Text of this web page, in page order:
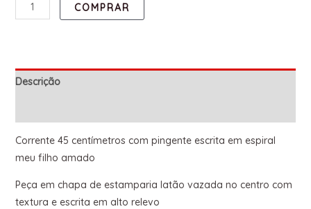
COMPRAR
Descrição
Corrente 45 centímetros com pingente escrita em espiral
meu filho amado
Peça em chapa de estamparia latão vazada no centro com
textura e escrita em alto relevo